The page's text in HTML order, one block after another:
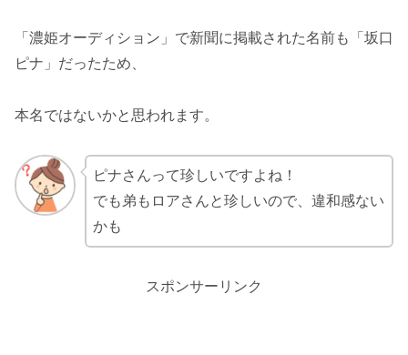
「濃姫オーディション」で新聞に掲載された名前も「坂口
ピナ」だったため、
本名ではないかと思われます。
ピナさんって珍しいですよね！
でも弟もロアさんと珍しいので、違和感ない
かも
スポンサーリンク